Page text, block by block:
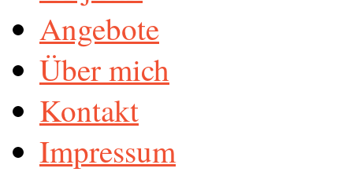
Angebote
Über mich
Kontakt
Impressum